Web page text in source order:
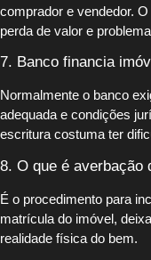
comprador e vendedor.
perda de valor e
7. Banco financia
Normalmente o banco
adequada e condições
escritura costuma ter
8. O que é averbação
É o procedimento para
matrícula do imóvel,
realidade física do bem.